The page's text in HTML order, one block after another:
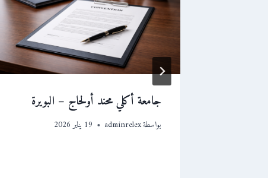
جامعة أكلي محند أولحاج – البويرة
بواسطةadminrelex 19 يناير 2026